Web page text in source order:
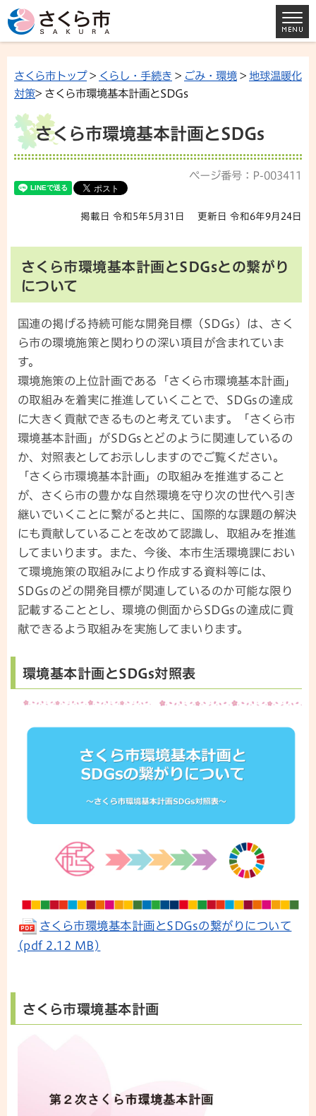
さくら市トップ> くらし・手続き > ごみ・環境 > 地球温暖化
対策> さくら市環境基本計画とSDGs
さくら市環境基本計画とSDGs
ページ番号：P-003411
掲載日 令和5年5月31日 更新日 令和6年9月24日
さくら市環境基本計画とSDGsとの繋がり
について
国連の掲げる持続可能な開発目標（SDGs）は、さく
ら市の環境施策と関わりの深い項目が含まれていま
す。
環境施策の上位計画である「さくら市環境基本計画」
の取組みを着実に推進していくことで、SDGsの達成
に大きく貢献できるものと考えています。「さくら市
環境基本計画」がSDGsとどのように関連しているの
か、対照表としてお示ししますのでご覧ください。
「さくら市環境基本計画」の取組みを推進すること
が、さくら市の豊かな自然環境を守り次の世代へ引き
継いでいくことに繋がると共に、国際的な課題の解決
にも貢献していることを改めて認識し、取組みを推進
してまいります。また、今後、本市生活環境課におい
て環境施策の取組みにより作成する資料等には、
SDGsのどの開発目標が関連しているのか可能な限り
記載することとし、環境の側面からSDGsの達成に貢
献できるよう取組みを実施してまいります。
環境基本計画とSDGs対照表
さくら市環境基本計画とSDGsの繋がりについて
(pdf 2.12 MB)
さくら市環境基本計画